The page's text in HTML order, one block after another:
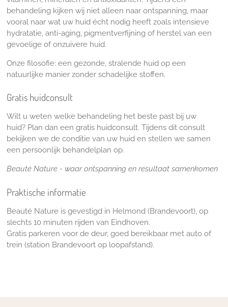
behandeling kijken wij niet alleen naar ontspanning, maar
vooral naar wat uw huid écht nodig heeft zoals intensieve
hydratatie, anti-aging, pigmentverfijning of herstel van een
gevoelige of onzuivere huid.
Onze filosofie: een gezonde, stralende huid op een
natuurlijke manier zonder schadelijke stoffen.
Gratis huidconsult
Wilt u weten welke behandeling het beste past bij uw
huid? Plan dan een gratis huidconsult. Tijdens dit consult
bekijken we de conditie van uw huid en stellen we samen
een persoonlijk behandelplan op.
Beauté Nature - waar ontspanning en resultaat samenkomen
Praktische informatie
Beauté Nature is gevestigd in Helmond (Brandevoort), op
slechts 10 minuten rijden van Eindhoven.
Gratis parkeren voor de deur, goed bereikbaar met auto of
trein (station Brandevoort op loopafstand).